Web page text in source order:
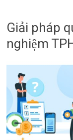
|
Phần
mềm
quản
phòng
nghiệm
TPH.LabIMS
Giải pháp
nghiệm